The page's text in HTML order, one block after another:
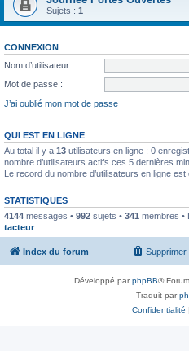
Sujets : 1
CONNEXION
Nom d’utilisateur :
Mot de passe :
J’ai oublié mon mot de passe
QUI EST EN LIGNE
Au total il y a 13 utilisateurs en ligne : 0
nombre d’utilisateurs actifs ces 5 dernières
Le record du nombre d’utilisateurs en ligne est
STATISTIQUES
4144 messages • 992 sujets • 341 membres •
tacteur.
Index du forum Supprimer
Développé parphpBB®
Traduit par
Confidentialité